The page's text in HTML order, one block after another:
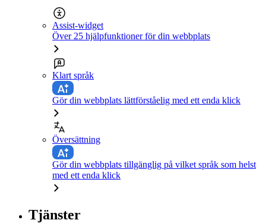
Assist-widget
Över 25 hjälpfunktioner för din webbplats
Klart språk
Gör din webbplats lättförståelig med ett enda klick
Översättning
Gör din webbplats tillgänglig på vilket språk som helst
med ett enda klick
Tjänster